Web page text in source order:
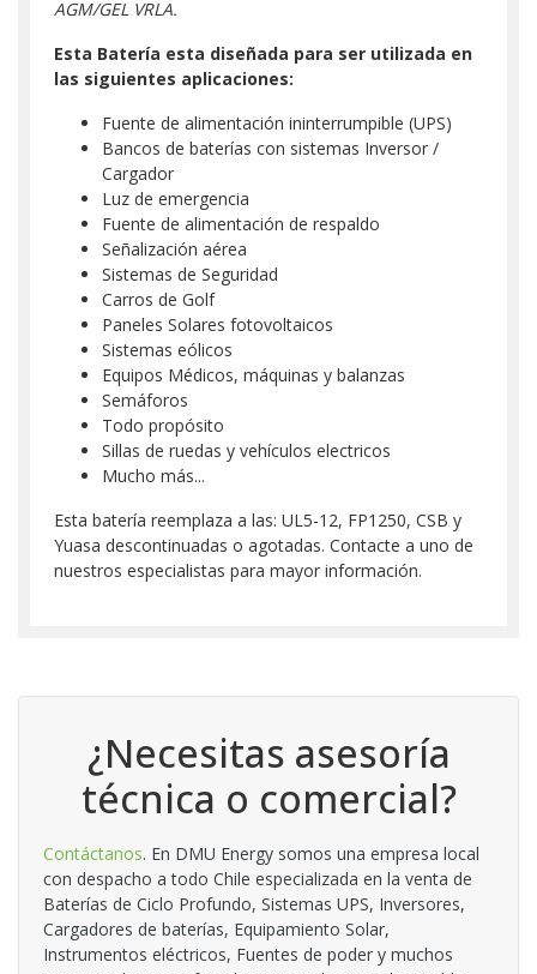
AGM/GEL VRLA.
Esta Batería esta diseñada para ser utilizada en
las siguientes aplicaciones:
Fuente de alimentación ininterrumpible (UPS)
Bancos de baterías con sistemas Inversor /
Cargador
Luz de emergencia
Fuente de alimentación de respaldo
Señalización aérea
Sistemas de Seguridad
Carros de Golf
Paneles Solares fotovoltaicos
Sistemas eólicos
Equipos Médicos, máquinas y balanzas
Semáforos
Todo propósito
Sillas de ruedas y vehículos electricos
Mucho más...
Esta batería reemplaza a las: UL5-12, FP1250, CSB y
Yuasa descontinuadas o agotadas. Contacte a uno de
nuestros especialistas para mayor información.
¿Necesitas asesoría
técnica o comercial?
Contáctanos. En DMU Energy somos una empresa local
con despacho a todo Chile especializada en la venta de
Baterías de Ciclo Profundo, Sistemas UPS, Inversores,
Cargadores de baterías, Equipamiento Solar,
Instrumentos eléctricos, Fuentes de poder y muchos